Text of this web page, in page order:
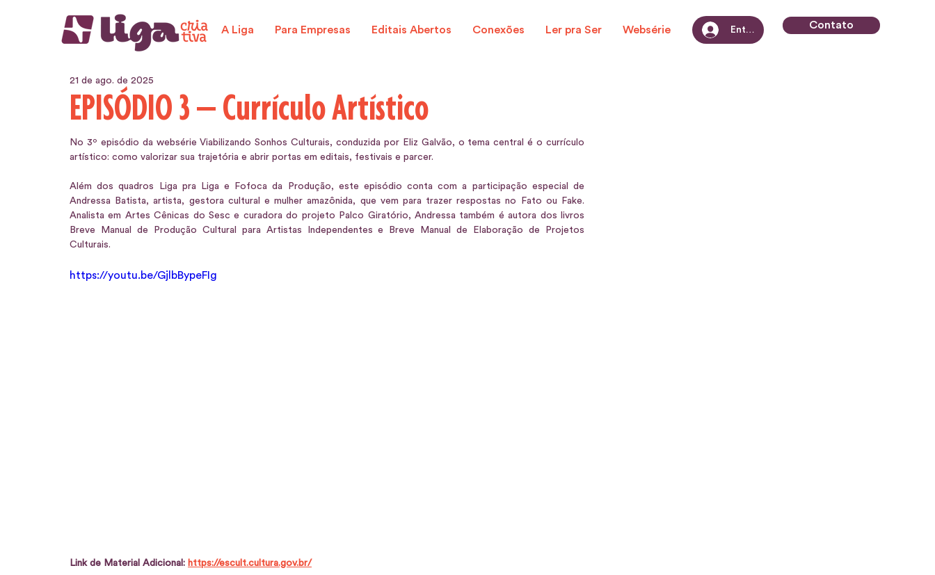
A Liga Para Empresas Editais Abertos Conexões Ler pra Ser Websérie Entrar Contato
EPISÓDIO 3 — Currículo Artístico
21 de ago. de 2025
No 3º episódio da websérie Viabilizando Sonhos Culturais, conduzida por Eliz Galvão, o tema central é o currículo
artístico: como valorizar sua trajetória e abrir portas em editais, festivais e parcer.
Além dos quadros Liga pra Liga e Fofoca da Produção, este episódio conta com a participação especial de
Andressa Batista, artista, gestora cultural e mulher amazônida, que vem para trazer respostas no Fato ou Fake.
Analista em Artes Cênicas do Sesc e curadora do projeto Palco Giratório, Andressa também é autora dos livros
Breve Manual de Produção Cultural para Artistas Independentes e Breve Manual de Elaboração de Projetos
Culturais.
https://youtu.be/GjlbBypeFIg
Link de Material Adicional: https://escult.cultura.gov.br/